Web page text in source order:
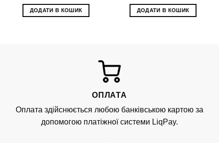
ДОДАТИ В КОШИК ДОДАТИ В КОШИК
ОПЛАТА
Оплата здійснюється любою банківською картою за
допомогою платіжної системи LiqPay.